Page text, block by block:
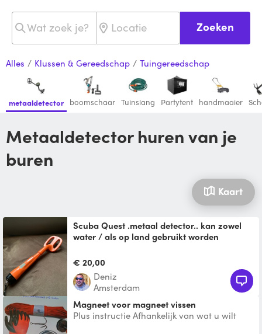
Zoeken
Alles / Klussen & Gereedschap / Tuingereedschap
metaaldetector boomschaar Tuinslang Partytent handmaaier
metaaldetector huren van je
buren
Kaart
Scuba Quest .metaal detector.. kan zowel
water / als op land gebruikt worden
zoekaparaat vinden.info :0653807772
€ 20,00
Deniz
Amsterdam
Magneet voor magneet vissen
Plus instructie Afhankelijk van wat u wilt